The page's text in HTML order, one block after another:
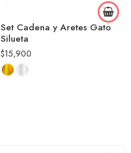
Set Cadena y Aretes Gato
Silueta
$15,900